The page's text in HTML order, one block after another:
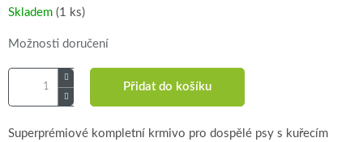
Skladem (1 ks)
Možnosti doručení
Přidat do košíku
Superprémiové kompletní krmivo pro dospělé psy s kuřecím